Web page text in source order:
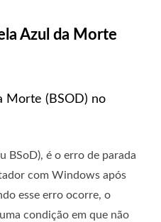
Azul da Morte
Morte (BSOD) no
BSoD), é o erro de parada
com Windows após
esse erro ocorre, o
condição em que não